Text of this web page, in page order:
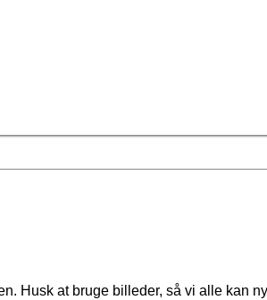
Husk at bruge billeder, så vi alle kan